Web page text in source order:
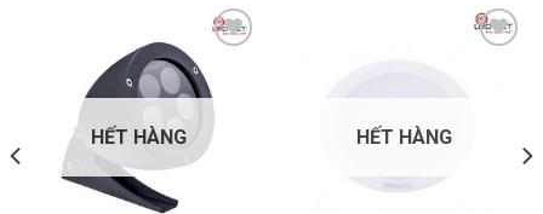
HẾT HÀNG HẾT HÀNG